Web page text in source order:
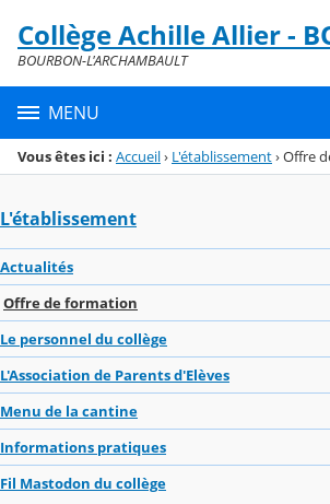
Menu de la rubrique
Contenu
Collège Achille Allier -
BOURBON-L'ARCHAMBAULT
MENU
Vous êtes ici : Accueil› L'établissement›Offre
L'établissement
Actualités
Offre de formation
Le personnel du collège
L'Association de Parents d'Elèves
Menu de la cantine
Informations pratiques
Fil Mastodon du collège